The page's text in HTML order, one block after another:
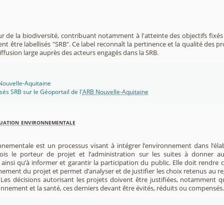
de la biodiversité, contribuant notamment à l'atteinte des objectifs fixés
être labellisés "SRB". Ce label reconnaît la pertinence et la qualité des
large auprès des acteurs engagés dans la SRB.
Aquitaine
SRB sur le Géoportail de l'ARB Nouvelle-Aquitaine
environnementale
est un processus visant à intégrer l’environnement dans
le porteur de projet et l’administration sur les suites à donner
qu’à informer et garantir la participation du public. Elle doit rendre
du projet et permet d’analyser et de justifier les choix retenus au
décisions autorisant les projets doivent être justifiées, notamment
et la santé, ces derniers devant être évités, réduits ou compensés.